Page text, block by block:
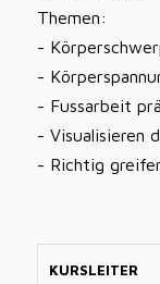
Themen:
-
-
- Fussarbeit
- Visualisieren
- Richtig